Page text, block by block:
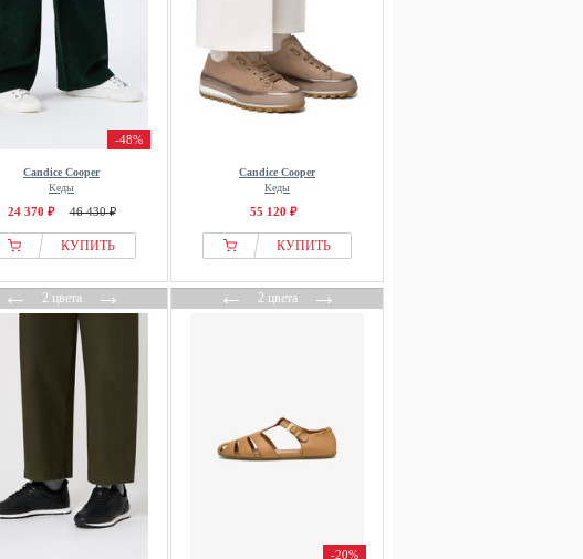
-48%
Candice Cooper
Кеды
24 370 ₽ 46 430 ₽
КУПИТЬ
Candice Cooper
Кеды
55 120 ₽
КУПИТЬ
←2 цвета→ ←2 цвета→
-20%